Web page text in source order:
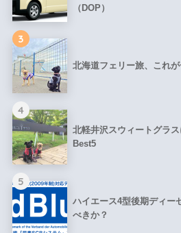
（DOP）
3
北海道フェリー旅、これ
4
北軽井沢スウィートグラ
Best5
5
ハイエース4型後期ディー
べきか？